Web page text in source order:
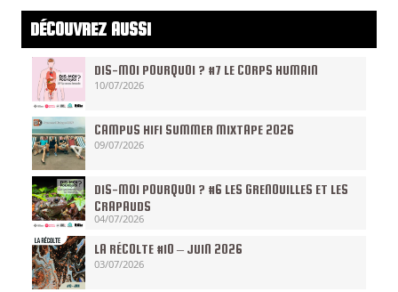
DÉCOUVREZ AUSSI
DIS-MOI POURQUOI ? #7 LE CORPS HUMAIN
10/07/2026
CAMPUS HIFI SUMMER MIXTAPE 2026
09/07/2026
DIS-MOI POURQUOI ? #6 LES GRENOUILLES ET LES
CRAPAUDS
04/07/2026
LA RÉCOLTE #10 – JUIN 2026
03/07/2026